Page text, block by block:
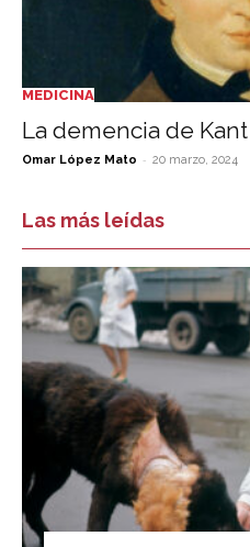
MEDICINA
La demencia de Kant
Omar López Mato - 20 marzo, 2024
Las más leídas